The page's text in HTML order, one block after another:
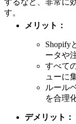
す。
メリット：
Shopify
ータや
すべて
ューに
ルール
を合理
デメリット：